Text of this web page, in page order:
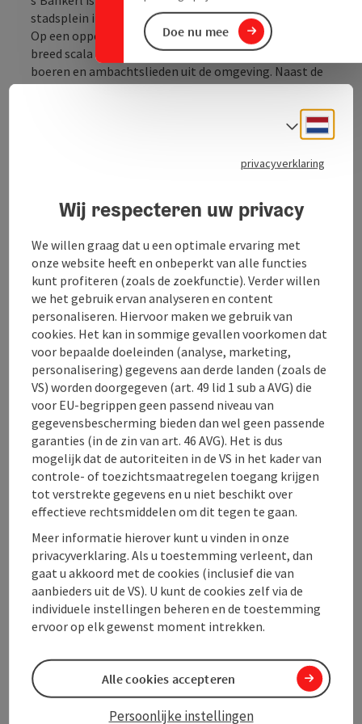
Doe nu mee
stadsplein in Pregarten.
Op een oppervlakte van meer dan 60 m² biedt het een
breed scala aan regionale producten van lokale
boeren en ambachtslieden uit de omgeving. Naast de
producten worden er ook workshops en seminars
De winkel is dagelijks geopend van 5.00 tot 23.00 uur
en is de klok rond vrij toegankelijk. Betaling (contant
of via pinautomaat) via het moderne kassasysteem is
Meer informatie over de regionale winkel "s'Bankerl"
Beschrijving volledig aangeven
Contact
Openingstijden
Ligging
Inrichting
Prijs
Geschiktheid
Toegankelijkheid
privacyverklaring
Wij respecteren uw privacy
We willen graag dat u een optimale ervaring met
onze website heeft en onbeperkt van alle functies
kunt profiteren (zoals de zoekfunctie). Verder willen
we het gebruik ervan analyseren en content
personaliseren. Hiervoor maken we gebruik van
cookies. Het kan in sommige gevallen voorkomen dat
voor bepaalde doeleinden (analyse, marketing,
personalisering) gegevens aan derde landen (zoals de
VS) worden doorgegeven (art. 49 lid 1 sub a AVG) die
voor EU-begrippen geen passend niveau van
gegevensbescherming bieden dan wel geen passende
garanties (in de zin van art. 46 AVG). Het is dus
mogelijk dat de autoriteiten in de VS in het kader van
controle- of toezichtsmaatregelen toegang krijgen
tot verstrekte gegevens en u niet beschikt over
effectieve rechtsmiddelen om dit tegen te gaan.
Meer informatie hierover kunt u vinden in onze
privacyverklaring. Als u toestemming verleent, dan
gaat u akkoord met de cookies (inclusief die van
aanbieders uit de VS). U kunt de cookies zelf via de
individuele instellingen beheren en de toestemming
ervoor op elk gewenst moment intrekken.
Persoonlijke instellingen
Alle cookies accepteren